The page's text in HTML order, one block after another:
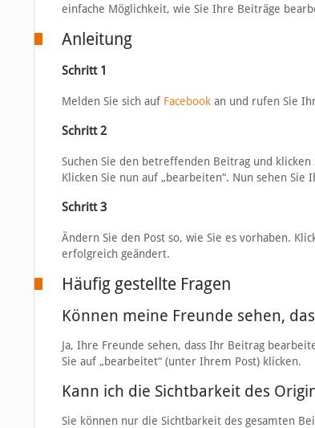
einfache Möglichkeit, wie Sie Ihre Beiträge
Anleitung
Schritt 1
Melden Sie sich auf Facebookan und rufen Sie
Schritt 2
Suchen Sie den betreffenden Beitrag und
Klicken Sie nun auf „bearbeiten“. Nun sehen Sie
Schritt 3
Ändern Sie den Post so, wie Sie es vorhaben.
erfolgreich geändert.
Häufig gestellte Fragen
Können meine Freunde sehen,
Ja, Ihre Freunde sehen, dass Ihr Beitrag
Sie auf „bearbeitet“ (unter Ihrem Post) klicken.
Kann ich die Sichtbarkeit des
Sie können nur die Sichtbarkeit des gesamten